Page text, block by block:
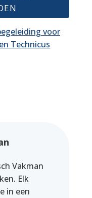
voor
Technicus
Vakman
Elk
in een